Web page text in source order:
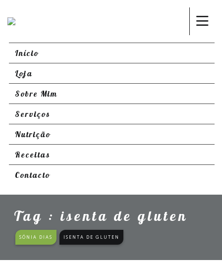
Início
Loja
Sobre Mim
Serviços
Nutrição
Receitas
Contacto
Tag : isenta de gluten
SÓNIA DIAS ISENTA DE GLUTEN